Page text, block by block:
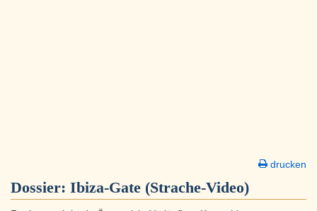
drucken
Dossier: Ibiza-Gate (Strache-Video)